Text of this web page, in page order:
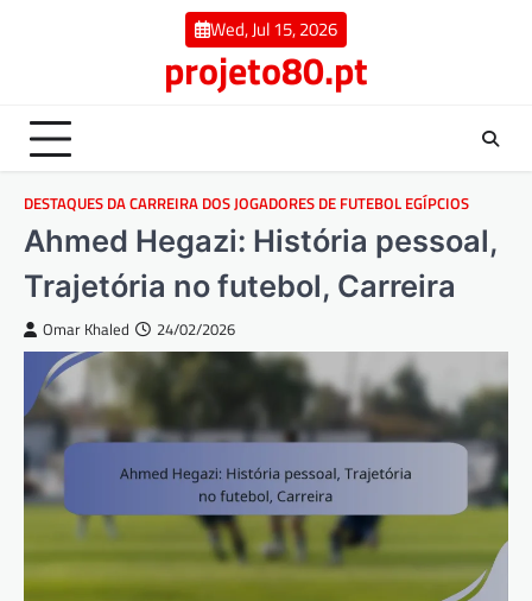
Wed, Jul 15, 2026
projeto80.pt
DESTAQUES DA CARREIRA DOS JOGADORES DE FUTEBOL EGÍPCIOS
Ahmed Hegazi: História pessoal,
Trajetória no futebol, Carreira
Omar Khaled 24/02/2026